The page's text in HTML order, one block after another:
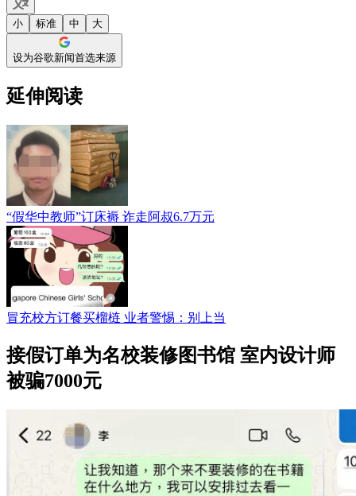
小 标准 中 大
设为谷歌新闻首选来源
延伸阅读
“假华中教师”订床褥 诈走阿叔6.7万元
冒充校方订餐买榴梿 业者警惕：别上当
接假订单为名校装修图书馆 室内设计师
被骗7000元